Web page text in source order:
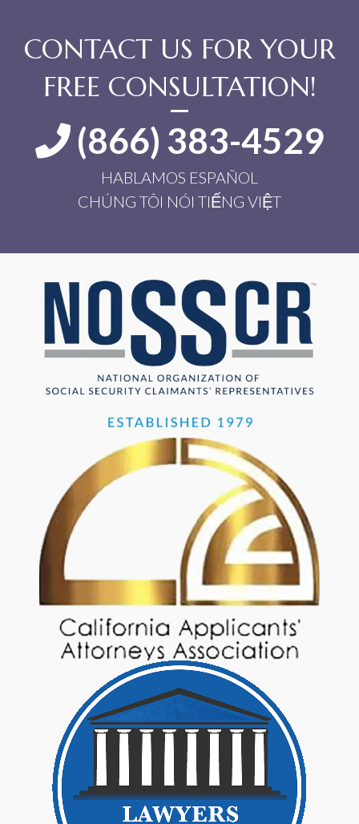
CONTACT US FOR YOUR
FREE CONSULTATION!
(866) 383-4529
HABLAMOS ESPAÑOL
CHÚNG TÔI NÓI TIẾNG VIỆT